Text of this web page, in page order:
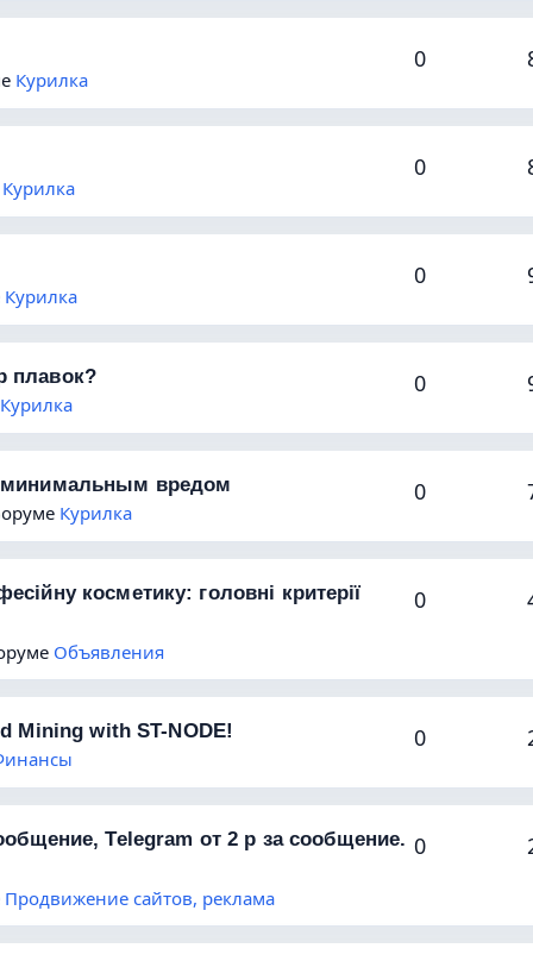
Курилка
0
Курилка
0
Курилка
0
плавок?
Курилка
0
минимальным вредом
Курилка
0
косметику: головні критерії
Объявления
0
Mining with ST-NODE! 0
Telegram от 2 р за сообщение.
Продвижение сайтов, реклама
0